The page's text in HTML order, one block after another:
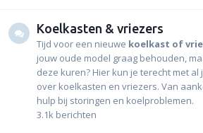
Koelkasten & vriezers
Tijd voor een nieuwe koelkast of
jouw oude model graag behouden,
deze kuren? Hier kun je terecht met al
over koelkasten en vriezers. Van
hulp bij storingen en koelproblemen.
3.1k berichten